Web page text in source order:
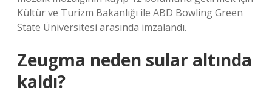
Kültür ve Turizm Bakanlığı ile ABD Bowling Green
State Üniversitesi arasında imzalandı.
Zeugma neden sular altında
kaldı?